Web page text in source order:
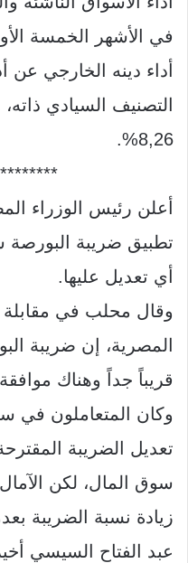
في الأشهر الخمسة
أداء دينه الخارجي عن
التصنيف السيادي ذاته،
8,26%.
أعلن رئيس الوزراء
تطبيق ضريبة البورصة
أي تعديل عليها.
وقال محلب في
المصرية، إن ضريبة
قريباً جداً وهناك
وكان المتعاملون في
تعديل الضريبة
سوق المال، لكن
زيادة نسبة الضريبة
عبد الفتاح السيسي